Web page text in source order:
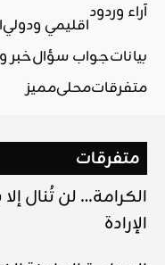
آراء وردود
اقليمي ودولي
بياناتجواب سؤالخبر
متفرقاتمحليمميز
متفرقات
الكرامة… لن تُنال
الإرادة